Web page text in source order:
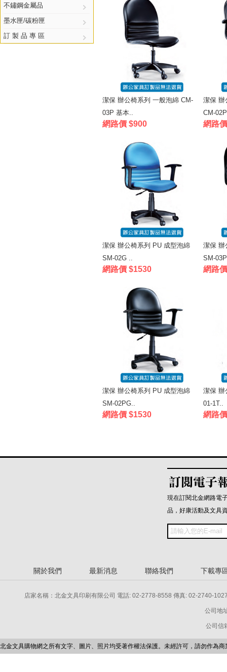
不鏽鋼金屬品
墨水匣/碳粉匣
訂 製 品 專 區
潔保 辦公椅系列 一般泡綿 CM-
03P 基本..
網路價 $900
潔保 辦
CM-
網路
潔保 辦公椅系列 PU 成型泡綿
SM-02G ..
網路價 $1530
潔保 辦
SM-
網路
潔保 辦公椅系列 PU 成型泡綿
SM-02PG..
網路價 $1530
潔保 辦
01-1T..
網路
現在訂閱北金網路電
品，好康活動及文具
關於我們 最新消息 聯絡我們 下載專
店家名稱：北金文具印刷有限公司 電話: 02-2778-8558 傳真: 02-2740-
公司地
公司信
北金文具購物網之所有文字、圖片、照片均受著作權法保護。未經許可，請勿作為商